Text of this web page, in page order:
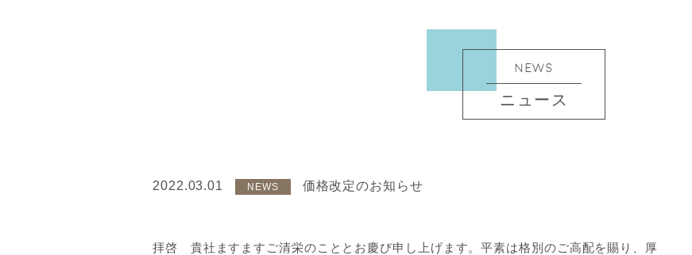
NEWS
ニュース
2022.03.01 NEWS 価格改定のお知らせ
拝啓 貴社ますますご清栄のこととお慶び申し上げます。平素は格別のご高配を賜り、厚